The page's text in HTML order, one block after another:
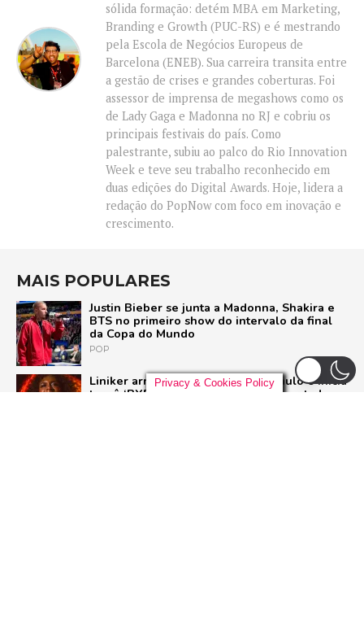
sólida formação: detém MBA em Marketing,
Branding e Growth (PUC-RS) e é mestrando
pela Escola de Negócios Europeus de
Barcelona (ENEB). Sua carreira transita entre
a gestão de crises e grandes coberturas. Foi
assessor de imprensa de megashows como os
de Lady Gaga e Madonna no RJ e cobriu os
principais festivais do país. Como
palestrante, subiu ao palco do Rio Innovation
Week e teve seu trabalho reconhecido em
duas edições do Digital Awards. Hoje, lidera a
redação do PopNow com foco em inovação e
crescimento.
MAIS POPULARES
Justin Bieber se junta a Madonna, Shakira e
BTS no primeiro show do intervalo da final
da Copa do Mundo
POP
Liniker arrasta multidão em São Paulo e inicia
turnê ‘BYE BYE CAJU’ com show esgotado
Privacy & Cookies Policy